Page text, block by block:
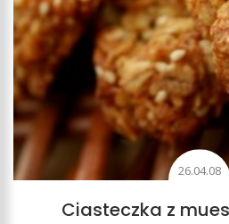
26.04.08
Ciasteczka z